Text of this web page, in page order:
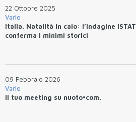
22 Ottobre 2025
Varie
Italia. Natalità in calo: l’indagine ISTAT
conferma i minimi storici
09 Febbraio 2026
Varie
Il tuo meeting su nuoto•com.